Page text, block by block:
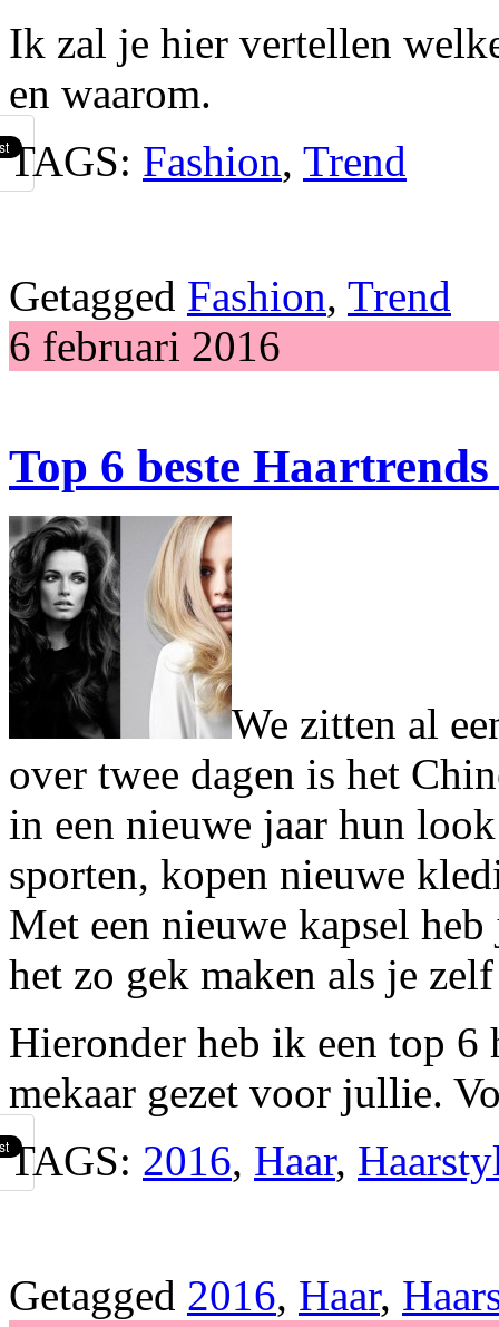
Ik zal je hier vertellen
en waarom.
TAGS: Fashion, Trend
Getagged Fashion, Trend
6 februari 2016
Top 6 beste Haartrends
We zitten al
over twee dagen is het
in een nieuwe jaar hun
sporten, kopen nieuwe
Met een nieuwe kapsel
het zo gek maken als je
Hieronder heb ik een top
mekaar gezet voor jullie.
TAGS: 2016, Haar,
Getagged 2016, Haar,